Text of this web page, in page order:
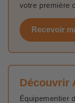
votre première
Recevoir
Découvrir
Équipementier